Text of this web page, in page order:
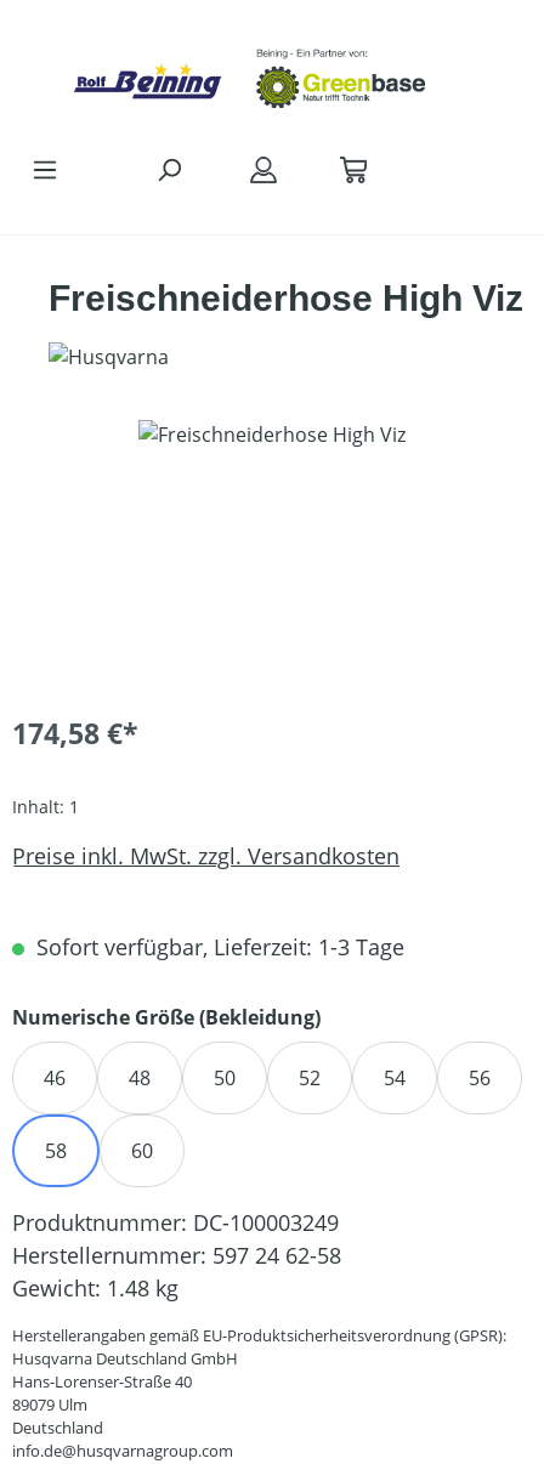
Freischneiderhose High Viz
Bildergalerie überspringen
174,58 €*
Inhalt: 1
Preise inkl. MwSt. zzgl. Versandkosten
Sofort verfügbar, Lieferzeit: 1-3 Tage
Numerische Größe (Bekleidung)auswählen
46 48 50 52 54 56
58 60
Produktnummer: DC-100003249
Herstellernummer: 597 24 62-58
Gewicht: 1.48 kg
Herstellerangaben gemäß EU-Produktsicherheitsverordnung (GPSR):
Husqvarna Deutschland GmbH
Hans-Lorenser-Straße 40
89079 Ulm
Deutschland
info.de@husqvarnagroup.com